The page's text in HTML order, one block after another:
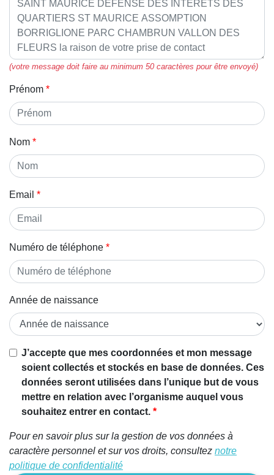
(votre message doit faire au minimum 50 caractères pour être envoyé)
Prénom
Nom
Email
Numéro de téléphone
Année de naissance
Si vous
êtes un
être
humain,
ignorez
champ
J’accepte que mes coordonnées et mon message
soient collectés et stockés en base de données. Ces
données seront utilisées dans l’unique but de vous
mettre en relation avec l’organisme auquel vous
souhaitez entrer en contact.
Pour en savoir plus sur la gestion de vos données à
caractère personnel et sur vos droits, consultez notre
politique de confidentialité